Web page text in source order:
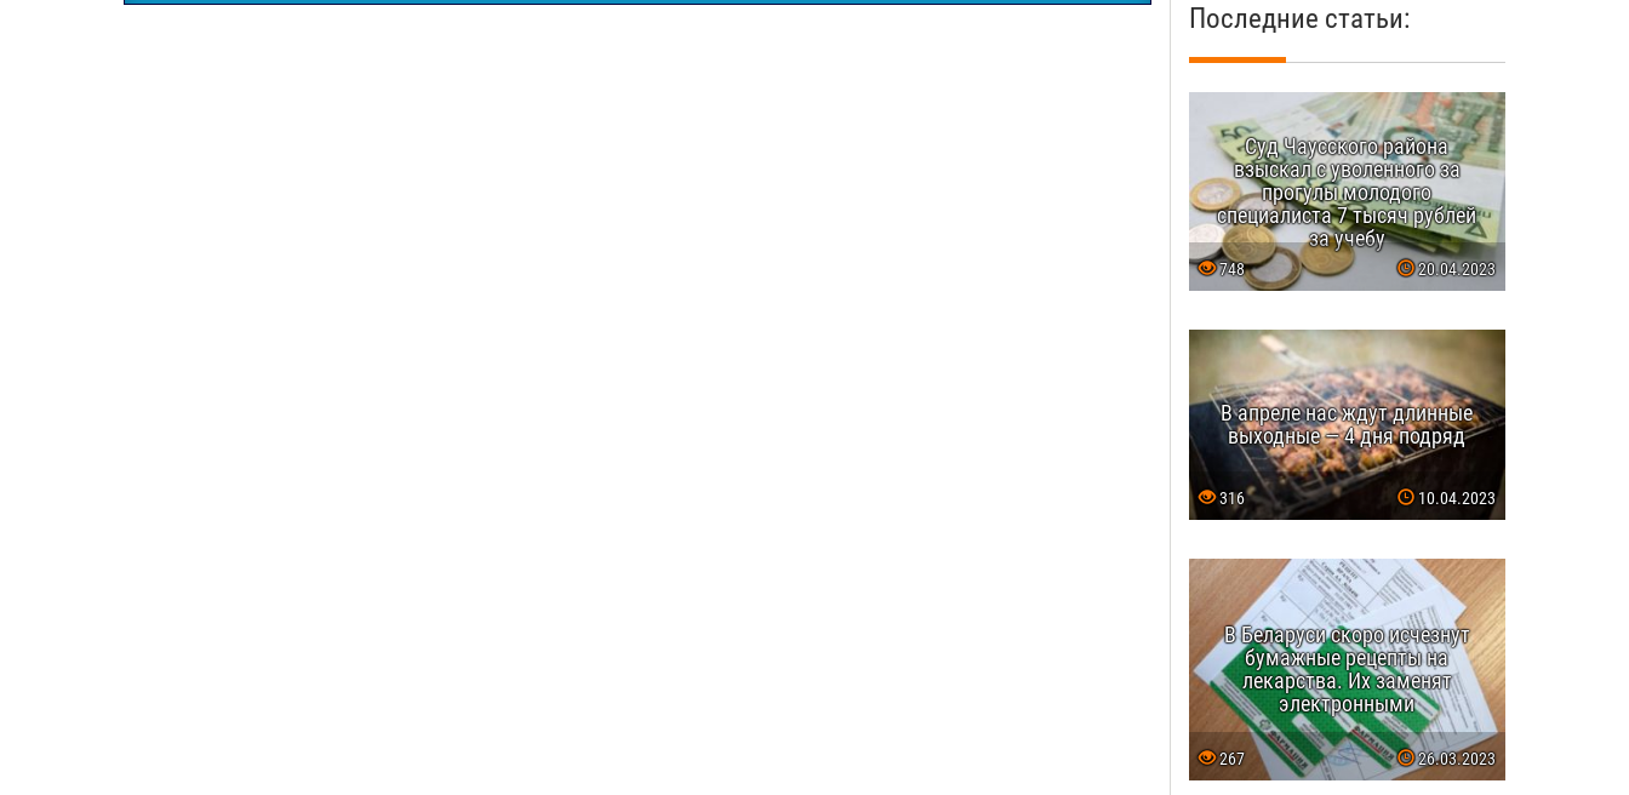
Последние статьи:
Суд Чаусского района
взыскал с уволенного за
прогулы молодого
специалиста 7 тысяч рублей
за учебу
748 20.04.2023
В апреле нас ждут длинные
выходные — 4 дня подряд
316 10.04.2023
В Беларуси скоро исчезнут
бумажные рецепты на
лекарства. Их заменят
электронными
267 26.03.2023